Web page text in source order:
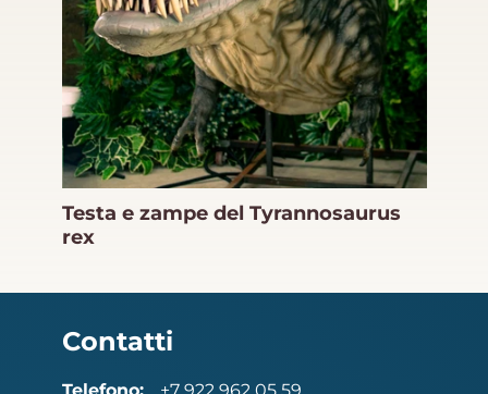
Testa e zampe del Tyrannosaurus
rex
Contatti